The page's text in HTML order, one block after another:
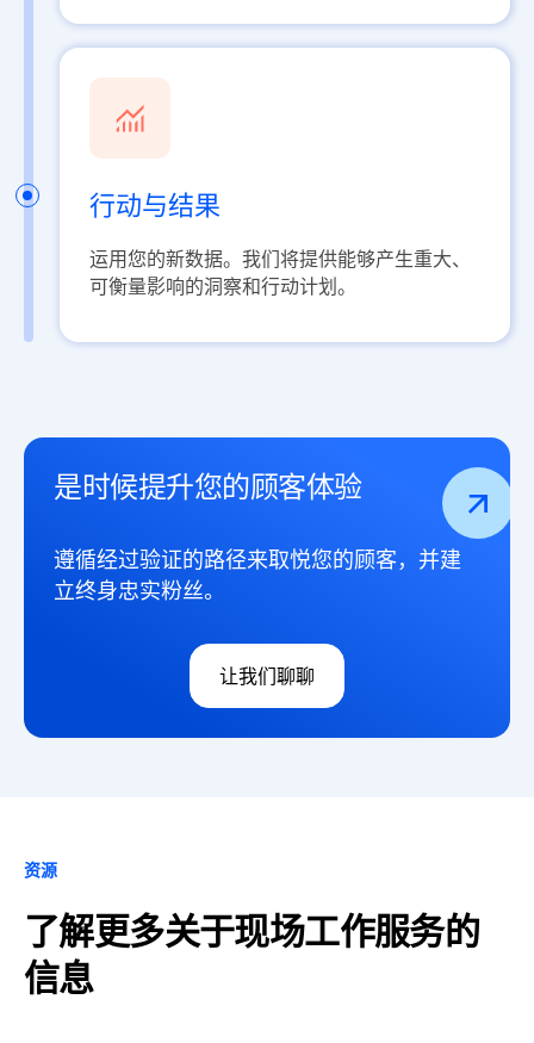
行动与结果
运用您的新数据。我们将提供能够产生重大、
可衡量影响的洞察和行动计划。
是时候提升您的顾客体验
遵循经过验证的路径来取悦您的顾客，并建
立终身忠实粉丝。
让我们聊聊
资源
了解更多关于现场工作服务的
信息